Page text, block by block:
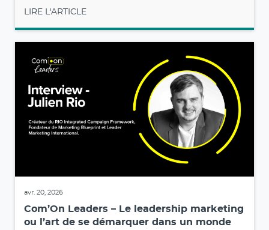
LIRE L'ARTICLE
avr. 20, 2026
Com’On Leaders – Le leadership marketing
ou l’art de se démarquer dans un monde